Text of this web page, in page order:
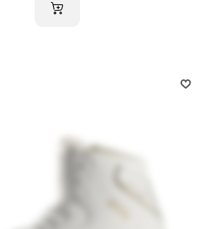
AJOUTER AU PANIER